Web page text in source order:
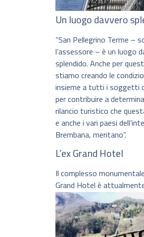
Un luogo davvero
“San Pellegrino Terme –
l’assessore – è un luogo
splendido. Anche per
stiamo creando le
insieme a tutti i soggetti
per contribuire a
rilancio turistico che
e anche i vari paesi
Brembana, meritano”.
L’ex Grand Hotel
Il complesso
Grand Hotel è